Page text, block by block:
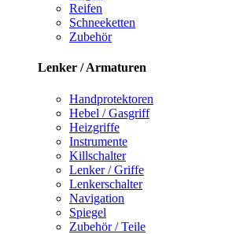
Reifen
Schneeketten
Zubehör
Lenker / Armaturen
Handprotektoren
Hebel / Gasgriff
Heizgriffe
Instrumente
Killschalter
Lenker / Griffe
Lenkerschalter
Navigation
Spiegel
Zubehör / Teile